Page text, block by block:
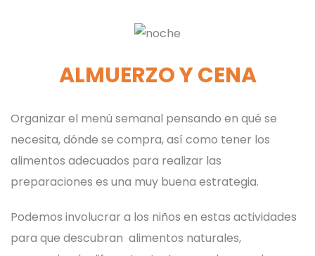
ALMUERZO Y CENA
Organizar el menú semanal pensando en qué se
necesita, dónde se compra, así como tener los
alimentos adecuados para realizar las
preparaciones es una muy buena estrategia.
Podemos involucrar a los niños en estas actividades
para que descubran alimentos naturales,